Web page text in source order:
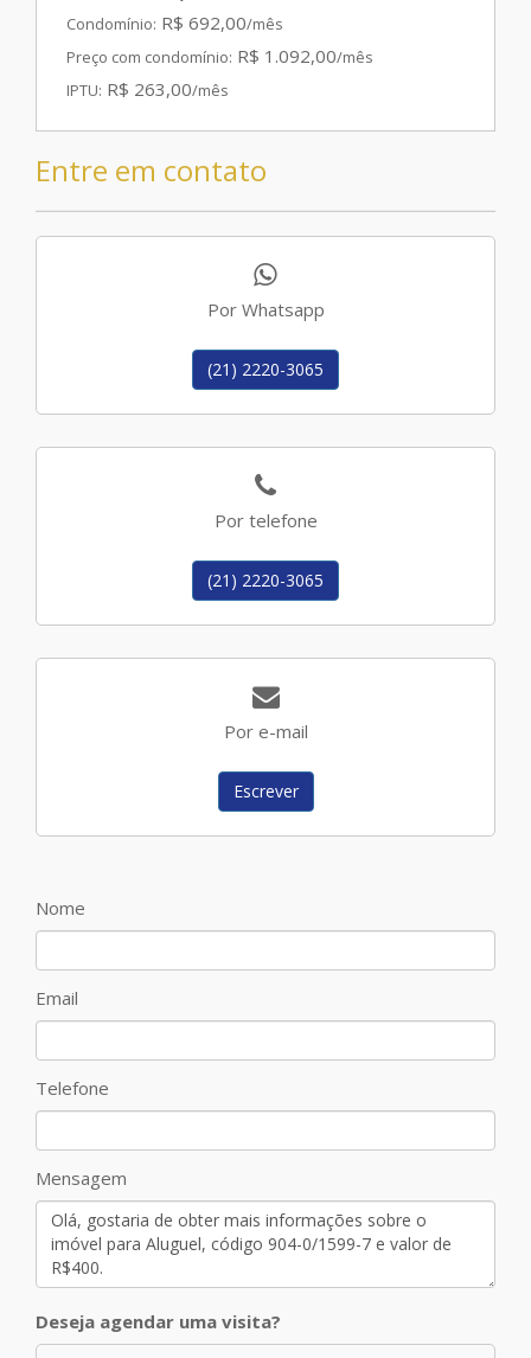
Condomínio: R$ 692,00/mês
Preço com condomínio: R$ 1.092,00/mês
IPTU: R$ 263,00/mês
Entre em contato
Por Whatsapp
(21) 2220-3065
Por telefone
(21) 2220-3065
Por e-mail
Escrever
Nome
Email
Telefone
Mensagem
Deseja agendar uma visita?